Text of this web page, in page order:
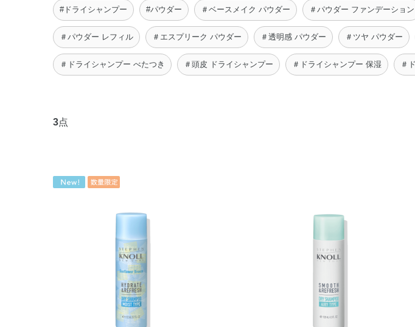
#ドライシャンプー #パウダー ＃ベースメイク パウダー ＃パウダー ファンデーション
＃パウダー レフィル ＃エスプリーク パウダー ＃透明感 パウダー ＃ツヤ パウダー
＃ドライシャンプー べたつき ＃頭皮 ドライシャンプー ＃ドライシャンプー 保湿 ＃
3点